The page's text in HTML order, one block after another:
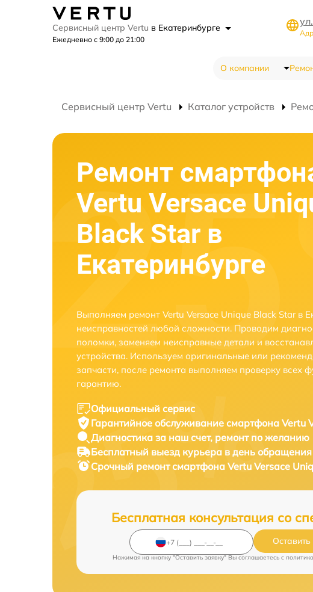
Сервисный центр Vertu в Екатеринбурге
Ежедневно с 9:00 до 21:00
О компании
Сервисный центр Vertu Каталог устройств
Ремонт
Vertu Versace
Black Star в
Екатеринбурге
Выполняем ремонт Vertu Versace Unique Black Star в
неисправностей любой сложности. Проводим
поломки, заменяем неисправные детали и
устройства. Используем оригинальные или
запчасти, после ремонта выполняем проверку всех
гарантию.
Официальный сервис
Гарантийное обслуживание смартфона Vertu
Диагностика за наш счет, ремонт по желанию
Бесплатный выезд курьера в день обращения
Срочный ремонтсмартфона Vertu Versace
Бесплатная консультация со
Нажимая на кнопку "Оставить заявку" Вы соглашаетесь c